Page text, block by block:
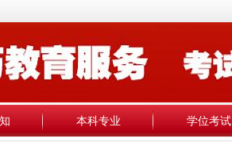
本科专业 学位考试